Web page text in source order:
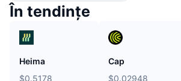
În tendințe
Heima
$0.5178
Cap
$0.02948